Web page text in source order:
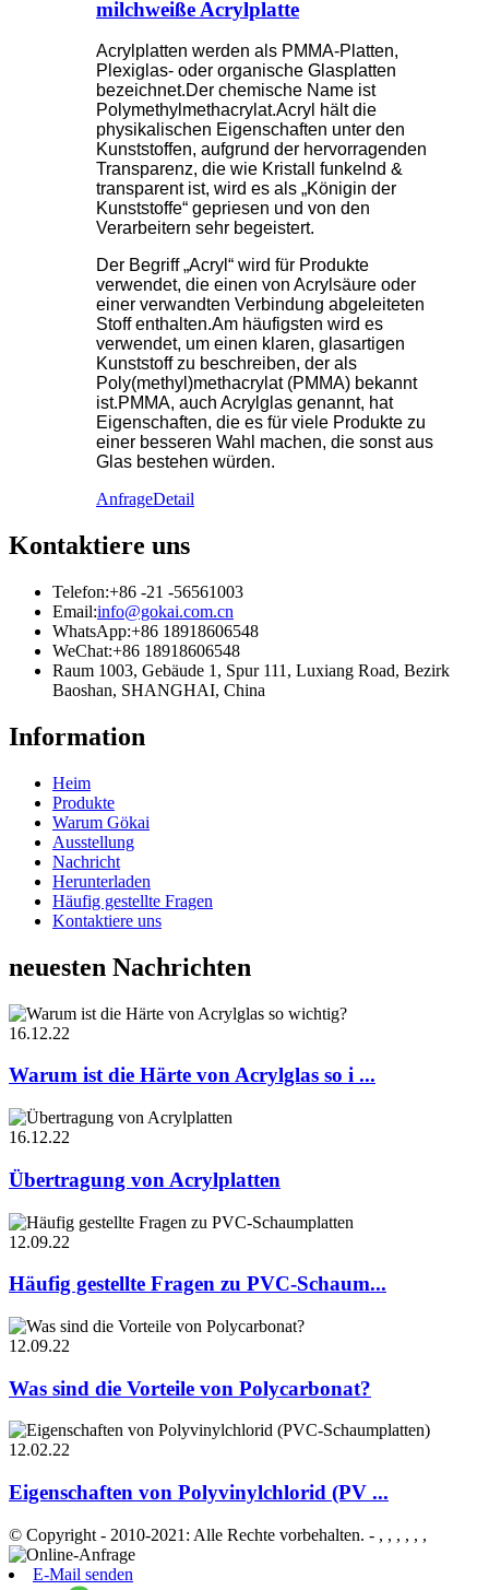
milchweiße Acrylplatte
Acrylplatten werden als PMMA-Platten,
Plexiglas- oder organische Glasplatten
bezeichnet.Der chemische Name ist
Polymethylmethacrylat.Acryl hält die
physikalischen Eigenschaften unter den
Kunststoffen, aufgrund der hervorragenden
Transparenz, die wie Kristall funkelnd &
transparent ist, wird es als „Königin der
Kunststoffe“ gepriesen und von den
Verarbeitern sehr begeistert.
Der Begriff „Acryl“ wird für Produkte
verwendet, die einen von Acrylsäure oder
einer verwandten Verbindung abgeleiteten
Stoff enthalten.Am häufigsten wird es
verwendet, um einen klaren, glasartigen
Kunststoff zu beschreiben, der als
Poly(methyl)methacrylat (PMMA) bekannt
ist.PMMA, auch Acrylglas genannt, hat
Eigenschaften, die es für viele Produkte zu
einer besseren Wahl machen, die sonst aus
Glas bestehen würden.
AnfrageDetail
Kontaktiere uns
Telefon:+86 -21 -56561003
Email:info@gokai.com.cn
WhatsApp:+86 18918606548
WeChat:+86 18918606548
Raum 1003, Gebäude 1, Spur 111, Luxiang Road, Bezirk
Baoshan, SHANGHAI, China
Information
Heim
Produkte
Warum Gökai
Ausstellung
Nachricht
Herunterladen
Häufig gestellte Fragen
Kontaktiere uns
neuesten Nachrichten
16.12.22
Warum ist die Härte von Acrylglas so i ...
16.12.22
Übertragung von Acrylplatten
12.09.22
Häufig gestellte Fragen zu PVC-Schaum...
12.09.22
Was sind die Vorteile von Polycarbonat?
12.02.22
Eigenschaften von Polyvinylchlorid (PV ...
© Copyright - 2010-2021: Alle Rechte vorbehalten. - , , , , , ,
E-Mail senden